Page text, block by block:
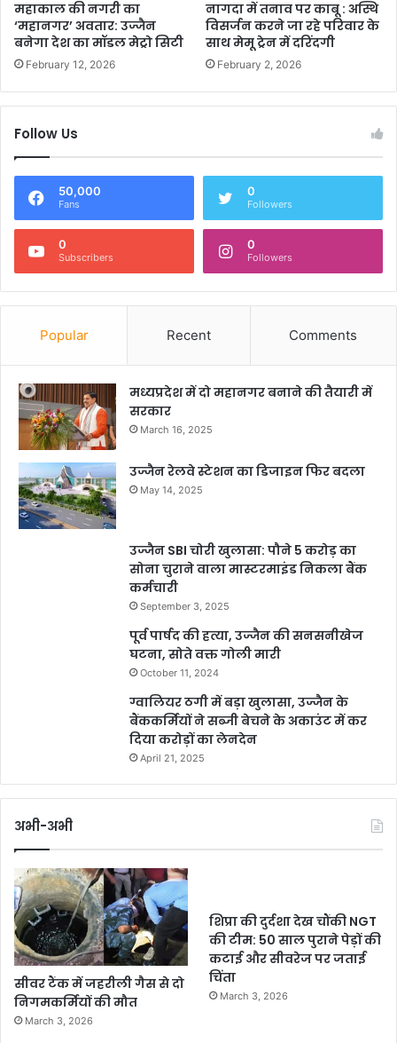
महाकाल की नगरी का
‘महानगर’ अवतार: उज्जैन
बनेगा देश का मॉडल मेट्रो सिटी
February 12, 2026
नागदा में तनाव पर काबू : अस्थि
विसर्जन करने जा रहे परिवार के
साथ मेमू ट्रेन में दरिंदगी
February 2, 2026
Follow Us
50,000
Fans
0
Followers
0
Subscribers
0
Followers
Popular Recent Comments
मध्यप्रदेश में दो महानगर बनाने की तैयारी में
सरकार
March 16, 2025
उज्जैन रेलवे स्टेशन का डिजाइन फिर बदला
May 14, 2025
उज्जैन SBI चोरी खुलासा: पौने 5 करोड़ का
सोना चुराने वाला मास्टरमाइंड निकला बैंक
कर्मचारी
September 3, 2025
पूर्व पार्षद की हत्या, उज्जैन की सनसनीखेज
घटना, सोते वक्त गोली मारी
October 11, 2024
ग्वालियर ठगी में बड़ा खुलासा, उज्जैन के
बैंककर्मियों ने सब्जी बेचने के अकाउंट में कर
दिया करोड़ों का लेनदेन
April 21, 2025
अभी-अभी
सीवर टैंक में जहरीली गैस से दो
निगमकर्मियों की मौत
March 3, 2026
शिप्रा की दुर्दशा देख चौंकी NGT
की टीम: 50 साल पुराने पेड़ों की
कटाई और सीवरेज पर जताई
चिंता
March 3, 2026